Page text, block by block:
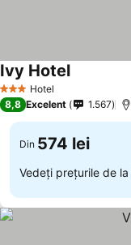
3 SteleHotel
Ivy Hotel
8,8 Excelent 1.567
Din 574 lei
Vedeți prețurile de la